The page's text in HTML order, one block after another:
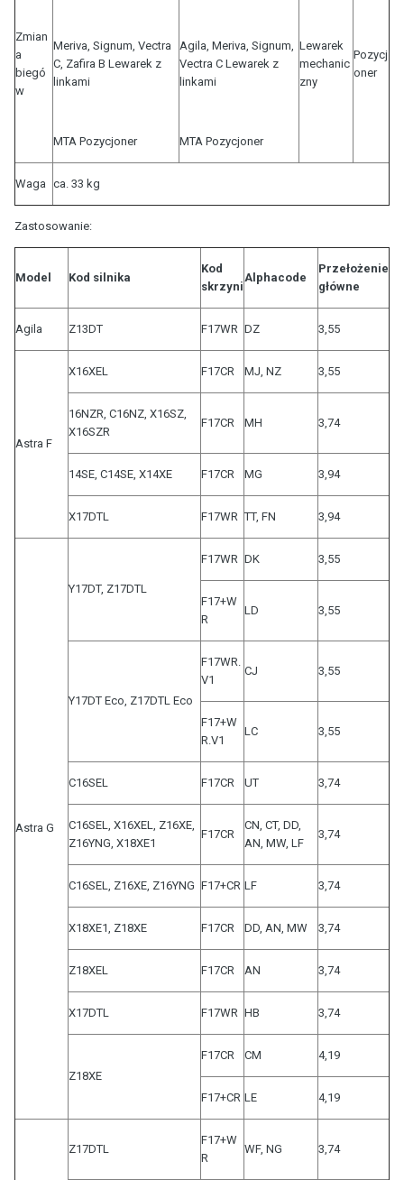
Zmian
a
biegó
w
Meriva, Signum, Vectra
C, Zafira B Lewarek z
linkami
MTA Pozycjoner
Agila, Meriva, Signum,
Vectra C Lewarek z
linkami
MTA Pozycjoner
Lewarek
mechanic
zny
Pozycj
oner
Waga ca. 33 kg
Zastosowanie:
Model Kod silnika
Kod
skrzyni
Alphacode
Przełożenie
główne
Agila Z13DT F17WR DZ 3,55
Astra F
X16XEL F17CR MJ, NZ 3,55
16NZR, C16NZ, X16SZ,
X16SZR
F17CR MH 3,74
14SE, C14SE, X14XE F17CR MG 3,94
X17DTL F17WR TT, FN 3,94
Astra G
Y17DT, Z17DTL
F17WR DK 3,55
F17+W
R
LD 3,55
Y17DT Eco, Z17DTL Eco
F17WR.
V1
CJ 3,55
F17+W
R.V1
LC 3,55
C16SEL F17CR UT 3,74
C16SEL, X16XEL, Z16XE,
Z16YNG, X18XE1
F17CR
CN, CT, DD,
AN, MW, LF
3,74
C16SEL, Z16XE, Z16YNG F17+CR LF 3,74
X18XE1, Z18XE F17CR DD, AN, MW 3,74
Z18XEL F17CR AN 3,74
X17DTL F17WR HB 3,74
Z18XE
F17CR CM 4,19
F17+CR LE 4,19
Z17DTL
F17+W
R
WF, NG 3,74